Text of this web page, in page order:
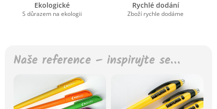
Ekologické
S důrazem na ekologii
Rychlé dodání
Zboží rychle dodáme
Naše reference – inspirujte se…